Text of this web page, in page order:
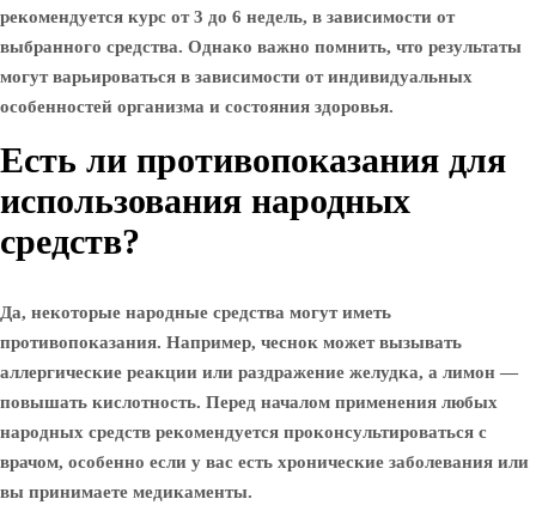
рекомендуется курс от 3 до 6 недель, в зависимости от
выбранного средства. Однако важно помнить, что результаты
могут варьироваться в зависимости от индивидуальных
особенностей организма и состояния здоровья.
Есть ли противопоказания для
использования народных
средств?
Да, некоторые народные средства могут иметь
противопоказания. Например, чеснок может вызывать
аллергические реакции или раздражение желудка, а лимон —
повышать кислотность. Перед началом применения любых
народных средств рекомендуется проконсультироваться с
врачом, особенно если у вас есть хронические заболевания или
вы принимаете медикаменты.